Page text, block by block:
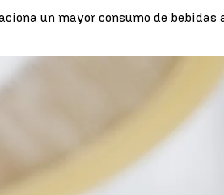
un mayor consumo de bebidas